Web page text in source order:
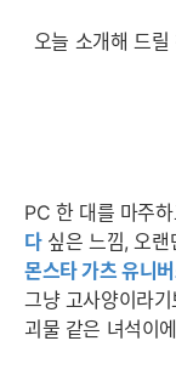
오늘 소개해 드릴
PC 한 대를 마주
다싶은 느낌, 오랜
몬스타 가츠 유니
그냥 고사양이라
괴물 같은 녀석이